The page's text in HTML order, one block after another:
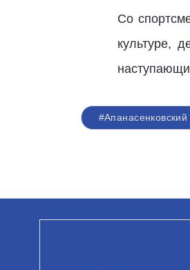
Со
культуре,